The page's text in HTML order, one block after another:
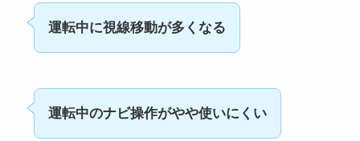
運転中に視線移動が多くなる
運転中のナビ操作がやや使いにくい